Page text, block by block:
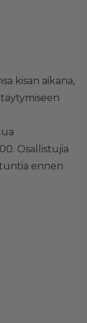
kisan aikana,
Osallistujia
ennen